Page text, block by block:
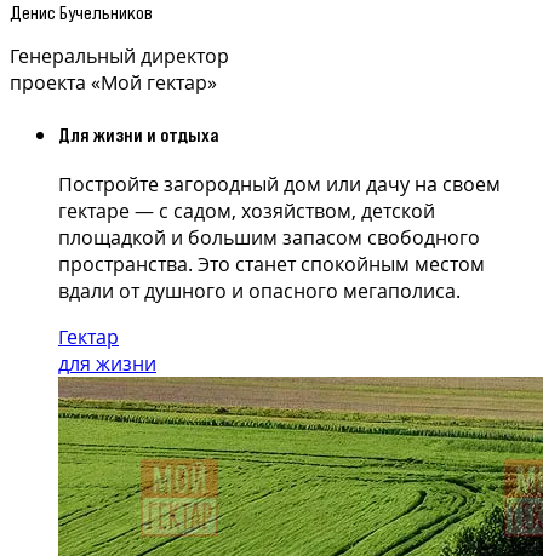
Денис Бучельников
Генеральный директор
проекта «Мой гектар»
Для жизни и отдыха
Постройте загородный дом или дачу на своем
гектаре — с садом, хозяйством, детской
площадкой и большим запасом свободного
пространства. Это станет спокойным местом
вдали от душного и опасного мегаполиса.
Гектар
для жизни